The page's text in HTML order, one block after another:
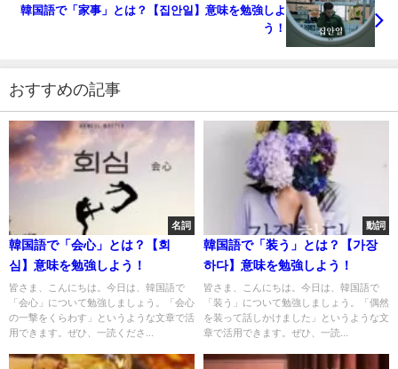
韓国語で「家事」とは？【집안일】意味を勉強しよ
う！
おすすめの記事
名詞
韓国語で「会心」とは？【회
심】意味を勉強しよう！
皆さま、こんにちは。今日は、韓国語で
「会心」について勉強しましょう。「会心
の一撃をくらわす」というような文章で活
用できます。ぜひ、一読くださ...
動詞
韓国語で「装う」とは？【가장
하다】意味を勉強しよう！
皆さま、こんにちは。今日は、韓国語で
「装う」について勉強しましょう。「偶然
を装って話しかけました」というような文
章で活用できます。ぜひ、一読...